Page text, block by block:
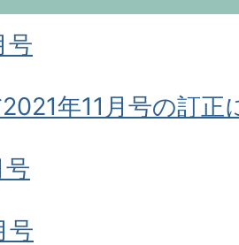
号
年11月号の訂正
号
号